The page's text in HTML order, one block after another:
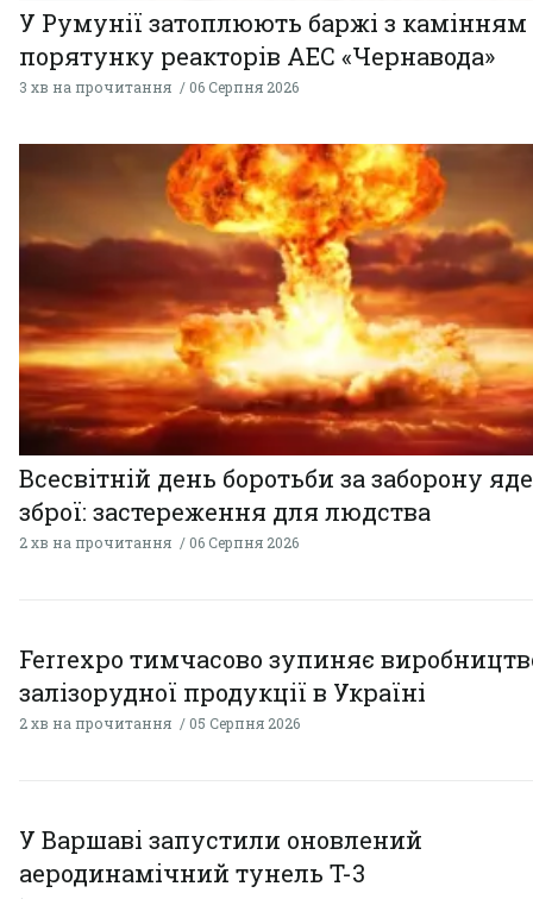
У Румунії затоплюють баржі з
порятунку реакторів АЕС «Чернавода»
3 хв на прочитання 06 Серпня 2026
Всесвітній день боротьби за заборону
зброї: застереження для людства
2 хв на прочитання 06 Серпня 2026
Ferrexpo тимчасово зупиняє
залізорудної продукції в Україні
2 хв на прочитання 05 Серпня 2026
У Варшаві запустили оновлений
аеродинамічний тунель T-3